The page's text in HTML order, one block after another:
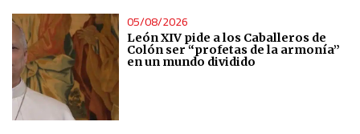
05/08/2026
León XIV pide a los Caballeros de
Colón ser “profetas de la armonía”
en un mundo dividido